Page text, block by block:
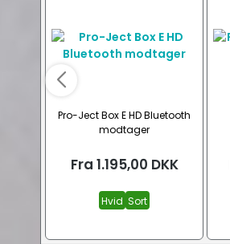
Pro-Ject Box E HD Bluetooth
modtager
Fra 1.195,00 DKK
Hvid Sort